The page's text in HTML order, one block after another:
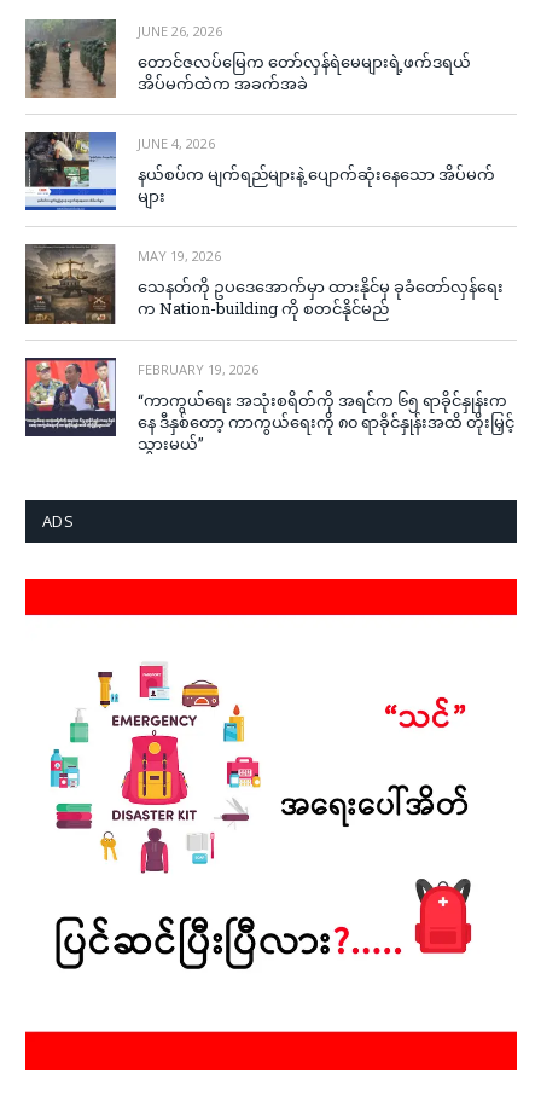
JUNE 26, 2026
တောင်ဇလပ်မြေက တော်လှန်ရဲမေများရဲ့ဖက်ဒရယ်
အိပ်မက်ထဲက အခက်အခဲ
JUNE 4, 2026
နယ်စပ်က မျက်ရည်များနဲ့ ပျောက်ဆုံးနေသော အိပ်မက်
များ
MAY 19, 2026
သေနတ်ကို ဥပဒေအောက်မှာ ထားနိုင်မှ ခုခံတော်လှန်ရေး
က Nation-building ကို စတင်နိုင်မည်
FEBRUARY 19, 2026
“ကာကွယ်ရေး အသုံးစရိတ်ကို အရင်က ၆၅ ရာခိုင်နှုန်းက
နေ ဒီနှစ်တော့ ကာကွယ်ရေးကို ၈၀ ရာခိုင်နှုန်းအထိ တိုးမြှင့်
သွားမယ်”
ADS